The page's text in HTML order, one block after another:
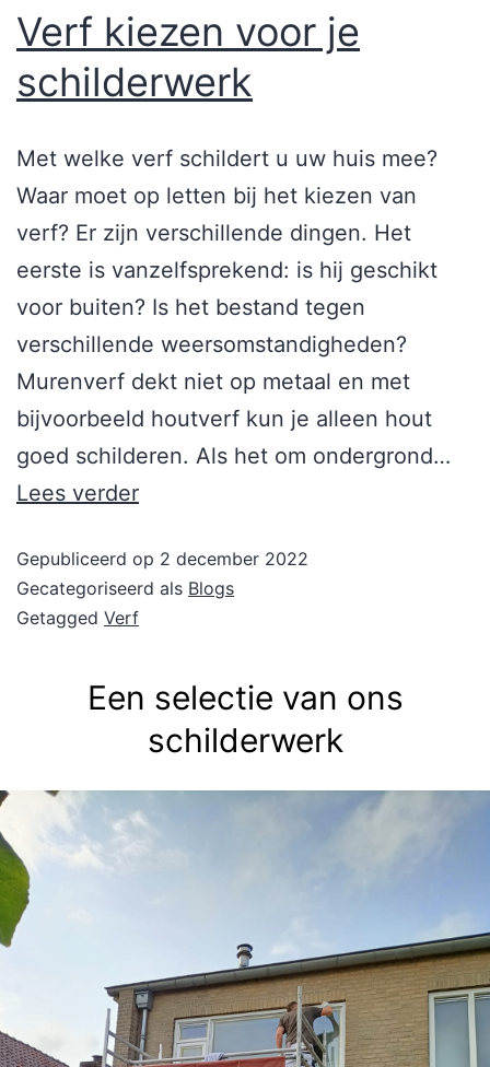
Verf kiezen voor je
schilderwerk
Met welke verf schildert u uw huis mee?
Waar moet op letten bij het kiezen van
verf? Er zijn verschillende dingen. Het
eerste is vanzelfsprekend: is hij geschikt
voor buiten? Is het bestand tegen
verschillende weersomstandigheden?
Murenverf dekt niet op metaal en met
bijvoorbeeld houtverf kun je alleen hout
goed schilderen. Als het om ondergrond…
Lees verder
Gepubliceerd op 2 december 2022
Gecategoriseerd als Blogs
Getagged Verf
Een selectie van ons
schilderwerk